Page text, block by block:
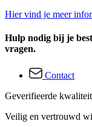
Hier vind je meer
Hulp nodig bij je
vragen.
Contact
Geverifieerde kwaliteit
Veilig en vertrouwd